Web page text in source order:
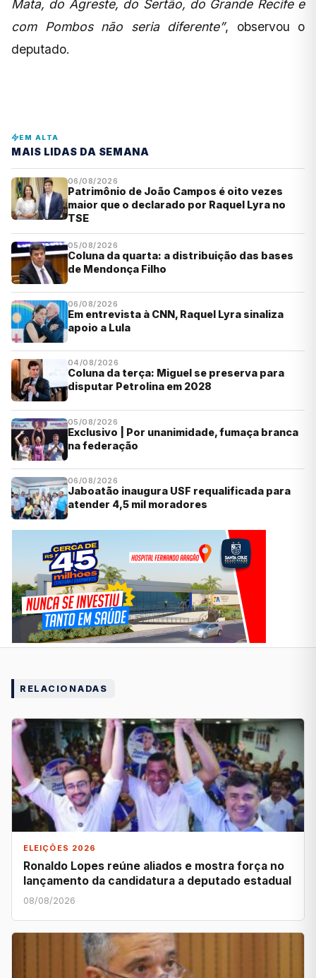
Mata, do Agreste, do Sertão, do Grande Recife e
com Pombos não seria diferente”, observou o
deputado.
EM ALTA
MAIS LIDAS DA SEMANA
06/08/2026
Patrimônio de João Campos é oito vezes
maior que o declarado por Raquel Lyra no
TSE
05/08/2026
Coluna da quarta: a distribuição das bases
de Mendonça Filho
06/08/2026
Em entrevista à CNN, Raquel Lyra sinaliza
apoio a Lula
04/08/2026
Coluna da terça: Miguel se preserva para
disputar Petrolina em 2028
05/08/2026
Exclusivo | Por unanimidade, fumaça branca
na federação
06/08/2026
Jaboatão inaugura USF requalificada para
atender 4,5 mil moradores
RELACIONADAS
ELEIÇÕES 2026
Ronaldo Lopes reúne aliados e mostra força no
lançamento da candidatura a deputado estadual
08/08/2026